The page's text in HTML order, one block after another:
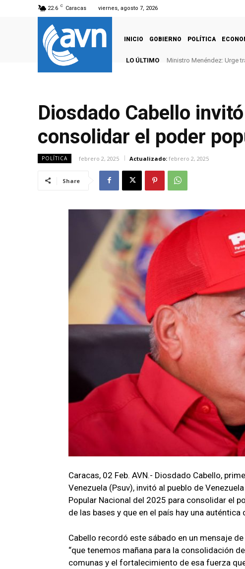
22.6 C Caracas viernes, agosto 7, 2026
INICIO GOBIERNO POLÍTICA
LO ÚLTIMO Ministro Menéndez: Urge
Diosdado Cabello
consolidar el poder
POLÍTICA febrero 2, 2025 Actualizado: febrero 2, 2025
Share
Caracas, 02 Feb. AVN.- Diosdado Cabello,
Venezuela (Psuv), invitó al pueblo de
Popular Nacional del 2025 para consolidar el
de las bases y que en el país hay una
Cabello recordó este sábado en un mensaje
“que tenemos mañana para la consolidación
comunas y el fortalecimiento de esa fuerza